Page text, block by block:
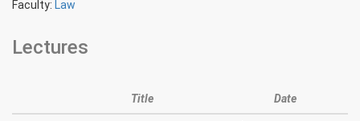
Faculty: Law
Lectures
Title Date